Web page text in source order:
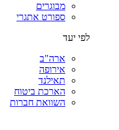
מבוגרים
ספורט אתגרי
לפי יעד
ארה"ב
אירופה
תאילנד
הארכת ביטוח
השוואת חברות